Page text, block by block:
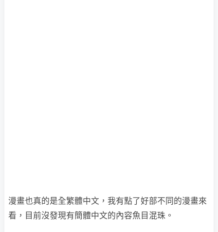
漫畫也真的是全繁體中文，我有點了好部不同的漫畫來
看，目前沒發現有簡體中文的內容魚目混珠。